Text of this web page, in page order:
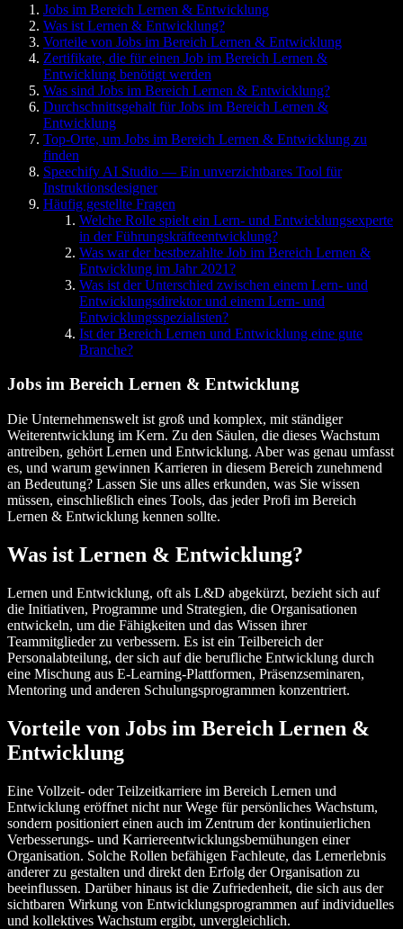
Jobs im Bereich Lernen & Entwicklung
Was ist Lernen & Entwicklung?
Vorteile von Jobs im Bereich Lernen & Entwicklung
Zertifikate, die für einen Job im Bereich Lernen &
Entwicklung benötigt werden
Was sind Jobs im Bereich Lernen & Entwicklung?
Durchschnittsgehalt für Jobs im Bereich Lernen &
Entwicklung
Top-Orte, um Jobs im Bereich Lernen & Entwicklung zu
finden
Speechify AI Studio — Ein unverzichtbares Tool für
Instruktionsdesigner
Häufig gestellte Fragen
Welche Rolle spielt ein Lern- und Entwicklungsexperte
in der Führungskräfteentwicklung?
Was war der bestbezahlte Job im Bereich Lernen &
Entwicklung im Jahr 2021?
Was ist der Unterschied zwischen einem Lern- und
Entwicklungsdirektor und einem Lern- und
Entwicklungsspezialisten?
Ist der Bereich Lernen und Entwicklung eine gute
Branche?
Jobs im Bereich Lernen & Entwicklung
Die Unternehmenswelt ist groß und komplex, mit ständiger
Weiterentwicklung im Kern. Zu den Säulen, die dieses Wachstum
antreiben, gehört Lernen und Entwicklung. Aber was genau umfasst
es, und warum gewinnen Karrieren in diesem Bereich zunehmend
an Bedeutung? Lassen Sie uns alles erkunden, was Sie wissen
müssen, einschließlich eines Tools, das jeder Profi im Bereich
Lernen & Entwicklung kennen sollte.
Was ist Lernen & Entwicklung?
Lernen und Entwicklung, oft als L&D abgekürzt, bezieht sich auf
die Initiativen, Programme und Strategien, die Organisationen
entwickeln, um die Fähigkeiten und das Wissen ihrer
Teammitglieder zu verbessern. Es ist ein Teilbereich der
Personalabteilung, der sich auf die berufliche Entwicklung durch
eine Mischung aus E-Learning-Plattformen, Präsenzseminaren,
Mentoring und anderen Schulungsprogrammen konzentriert.
Vorteile von Jobs im Bereich Lernen &
Entwicklung
Eine Vollzeit- oder Teilzeitkarriere im Bereich Lernen und
Entwicklung eröffnet nicht nur Wege für persönliches Wachstum,
sondern positioniert einen auch im Zentrum der kontinuierlichen
Verbesserungs- und Karriereentwicklungsbemühungen einer
Organisation. Solche Rollen befähigen Fachleute, das Lernerlebnis
anderer zu gestalten und direkt den Erfolg der Organisation zu
beeinflussen. Darüber hinaus ist die Zufriedenheit, die sich aus der
sichtbaren Wirkung von Entwicklungsprogrammen auf individuelles
und kollektives Wachstum ergibt, unvergleichlich.